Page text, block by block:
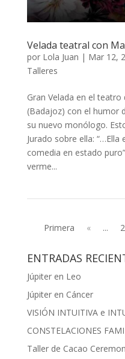
Velada teatral con
por Lola Juan | Mar 12,
Talleres
Gran Velada en el teatro
(Badajoz) con el humor
su nuevo monólogo.
Jurado sobre ella:
comedia en estado
verme...
Primera
« ... 2
ENTRADAS
Júpiter en Leo
Júpiter en Cáncer
VISIÓN INTUITIVA e
CONSTELACIONES
Taller de Cacao